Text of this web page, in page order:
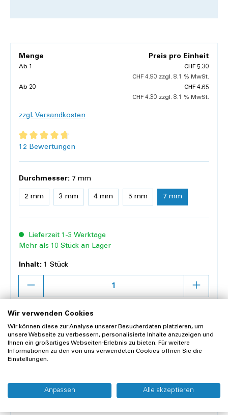
Menge Preis pro Einheit
Ab 1
CHF 5.30
CHF 4.90 zzgl. 8.1 % MwSt.
Ab 20
CHF 4.65
CHF 4.30 zzgl. 8.1 % MwSt.
zzgl. Versandkosten
Durchschnittliche Bewertung von 4.8 von 5 Sternen
12 Bewertungen
Durchmesser: 7 mm
2 mm 3 mm 4 mm 5 mm 7 mm
Lieferzeit 1-3 Werktage
Mehr als 10 Stück an Lager
Inhalt: 1 Stück
In den Warenkorb
Merken Vergleichen
Wir verwenden Cookies
Wir können diese zur Analyse unserer Besucherdaten platzieren, um
unsere Webseite zu verbessern, personalisierte Inhalte anzuzeigen und
Ihnen ein großartiges Webseiten-Erlebnis zu bieten. Für weitere
Informationen zu den von uns verwendeten Cookies öffnen Sie die
Einstellungen.
Anpassen Alle akzeptieren